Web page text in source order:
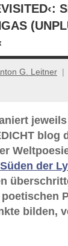
G. Leitner
blog
der
bilden,